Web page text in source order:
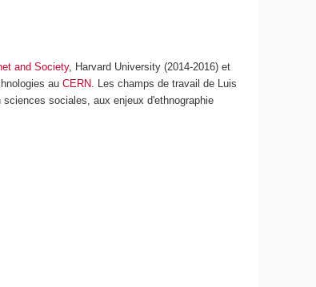
and Society, Harvard University (2014-2016) et
auCERN. Les champs de travail de Luis
sociales, aux enjeux d'ethnographie